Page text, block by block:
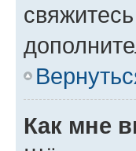
Как мне